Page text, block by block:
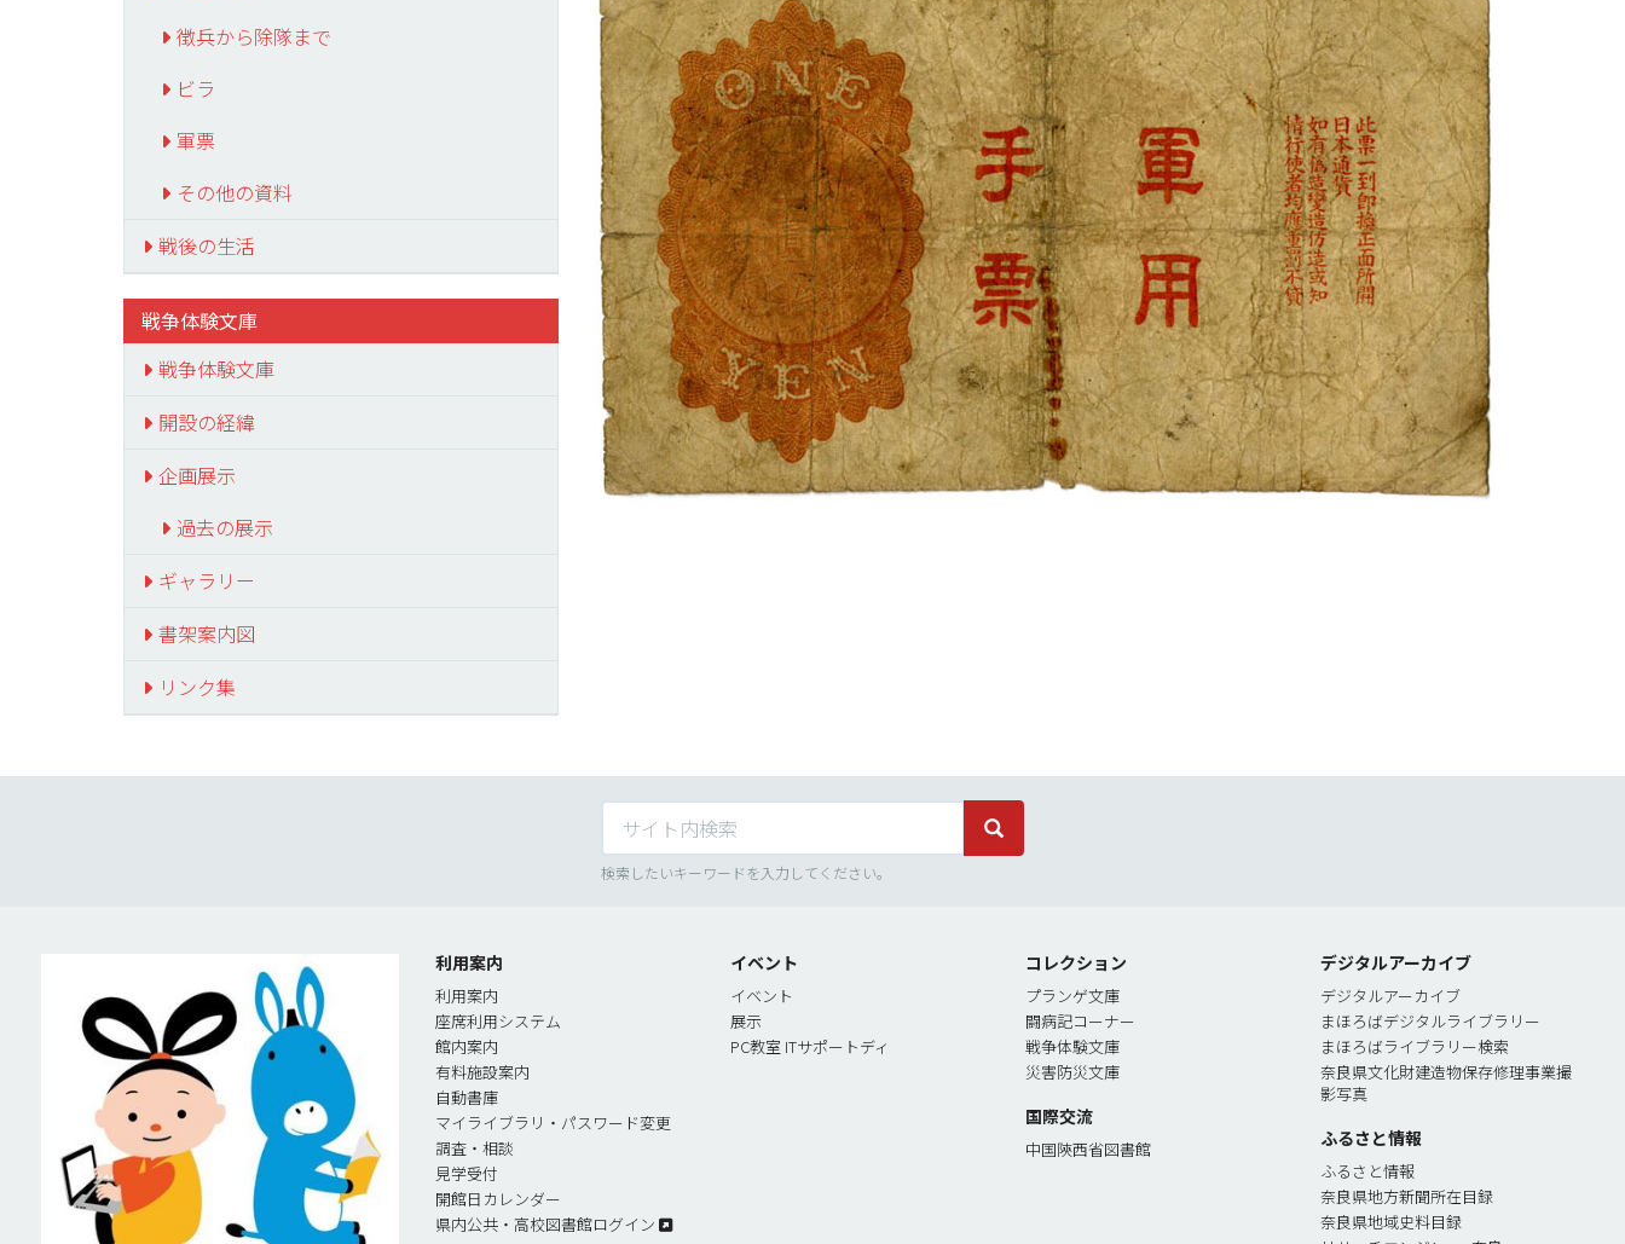
徴兵から除隊まで
ビラ
軍票
その他の資料
戦後の生活
戦争体験文庫
戦争体験文庫
開設の経緯
企画展示
過去の展示
ギャラリー
書架案内図
リンク集
サイト内検索 サイト内検索
検索したいキーワードを入力してください。
利用案内
利用案内
座席利用システム
館内案内
有料施設案内
自動書庫
マイライブラリ・パスワード変更
調査・相談
見学受付
開館日カレンダー
県内公共・高校図書館ログイン
イベント
イベント
展示
PC教室 ITサポートディ
コレクション
プランゲ文庫
闘病記コーナー
戦争体験文庫
災害防災文庫
国際交流
中国陝西省図書館
デジタルアーカイブ
デジタルアーカイブ
まほろばデジタルライブラリー
まほろばライブラリー検索
奈良県文化財建造物保存修理事業撮
影写真
ふるさと情報
ふるさと情報
奈良県地方新聞所在目録
奈良県地域史料目録